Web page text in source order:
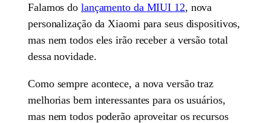
Falamos do lançamento da MIUI 12, nova
personalização da Xiaomi para seus dispositivos,
mas nem todos eles irão receber a versão total
dessa novidade.
Como sempre acontece, a nova versão traz
melhorias bem interessantes para os usuários,
mas nem todos poderão aproveitar os recursos